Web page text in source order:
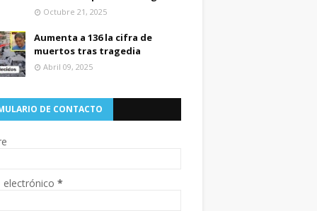
Octubre 21, 2025
Aumenta a 136 la cifra de
muertos tras tragedia
Abril 09, 2025
DE CONTACTO
electrónico *